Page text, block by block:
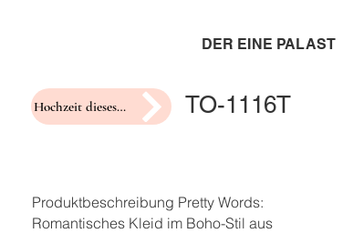
DER EINE PALAST
Hochzeit dieses Jahr? TO-1116T
Produktbeschreibung Pretty Words:
Romantisches Kleid im Boho-Stil aus